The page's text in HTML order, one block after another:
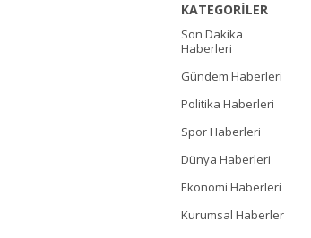
KATEGORİLER
Son Dakika
Haberleri
Gündem Haberleri
Politika Haberleri
Spor Haberleri
Dünya Haberleri
Ekonomi Haberleri
Kurumsal Haberler